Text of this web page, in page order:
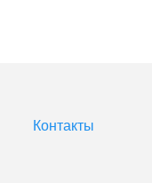
Контакты